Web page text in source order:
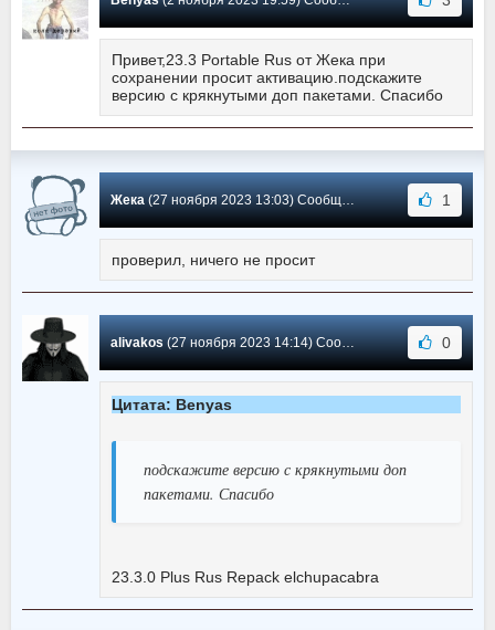
Привет,23.3 Portable Rus от Жека при
сохранении просит активацию.подскажите
версию с крякнутыми доп пакетами. Спасибо
Жека(27 ноября 2023 13:03) Сообщение #574 1
проверил, ничего не просит
alivakos(27 ноября 2023 14:14) Сообщение #573 0
Цитата: Benyas
подскажите версию с крякнутыми доп
пакетами. Спасибо
23.3.0 Plus Rus Repack elchupacabra